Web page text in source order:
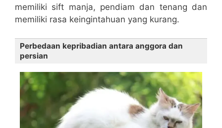
memiliki sift manja, pendiam dan tenang dan
memiliki rasa keingintahuan yang kurang.
Perbedaan kepribadian antara anggora dan
persian